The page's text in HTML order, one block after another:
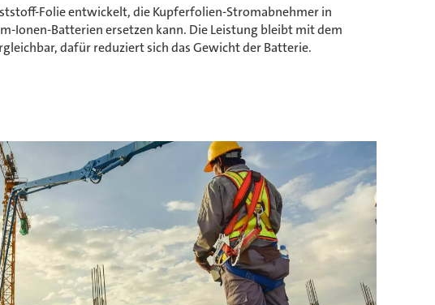
Folie entwickelt, die Kupferfolien-Stromabnehmer in
Ionen-Batterien ersetzen kann. Die Leistung bleibt mit dem
dafür reduziert sich das Gewicht der Batterie.